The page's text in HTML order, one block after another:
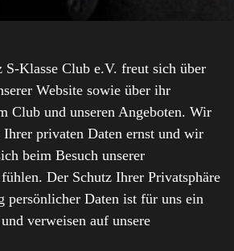
S-Klasse Club e.V. freut sich über
Website sowie über ihr
Club und unseren Angeboten. Wir
Ihrer privaten Daten ernst und wir
beim Besuch unserer
Der Schutz Ihrer Privatsphäre
persönlicher Daten ist für uns ein
verweisen auf unsere